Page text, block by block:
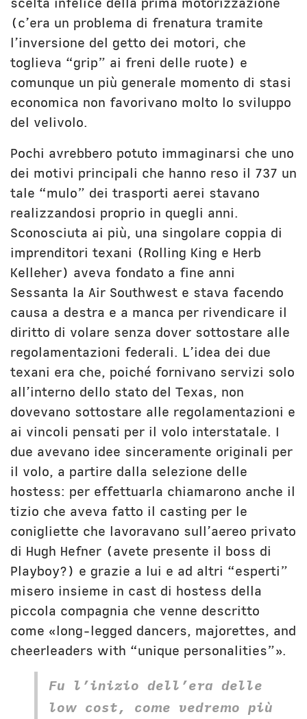
(c’era un problema di frenatura tramite
l’inversione del getto dei motori, che
toglieva “grip” ai freni delle ruote) e
comunque un più generale momento di stasi
economica non favorivano molto lo sviluppo
del velivolo.
Pochi avrebbero potuto immaginarsi che uno
dei motivi principali che hanno reso il 737 un
tale “mulo” dei trasporti aerei stavano
realizzandosi proprio in quegli anni.
Sconosciuta ai più, una singolare coppia di
imprenditori texani (Rolling King e Herb
Kelleher) aveva fondato a fine anni
Sessanta la Air Southwest e stava facendo
causa a destra e a manca per rivendicare il
diritto di volare senza dover sottostare alle
regolamentazioni federali. L’idea dei due
texani era che, poiché fornivano servizi solo
all’interno dello stato del Texas, non
dovevano sottostare alle regolamentazioni e
ai vincoli pensati per il volo interstatale. I
due avevano idee sinceramente originali per
il volo, a partire dalla selezione delle
hostess: per effettuarla chiamarono anche il
tizio che aveva fatto il casting per le
conigliette che lavoravano sull’aereo privato
di Hugh Hefner (avete presente il boss di
Playboy?) e grazie a lui e ad altri “esperti”
misero insieme in cast di hostess della
piccola compagnia che venne descritto
come «long-legged dancers, majorettes, and
cheerleaders with “unique personalities”».
Fu l’inizio dell’era delle
low cost, come vedremo più